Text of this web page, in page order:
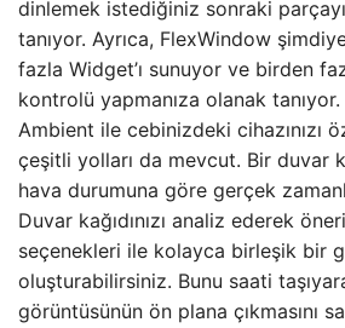
dinlemek istediğiniz sonraki
tanıyor. Ayrıca, FlexWindow
fazla Widget’ı sunuyor ve birden
kontrolü yapmanıza olanak
Ambient ile cebinizdeki cihazınızı
çeşitli yolları da mevcut. Bir duvar
hava durumuna göre gerçek
Duvar kağıdınızı analiz ederek
seçenekleri ile kolayca birleşik bir
oluşturabilirsiniz. Bunu saati
görüntüsünün ön plana çıkmasını